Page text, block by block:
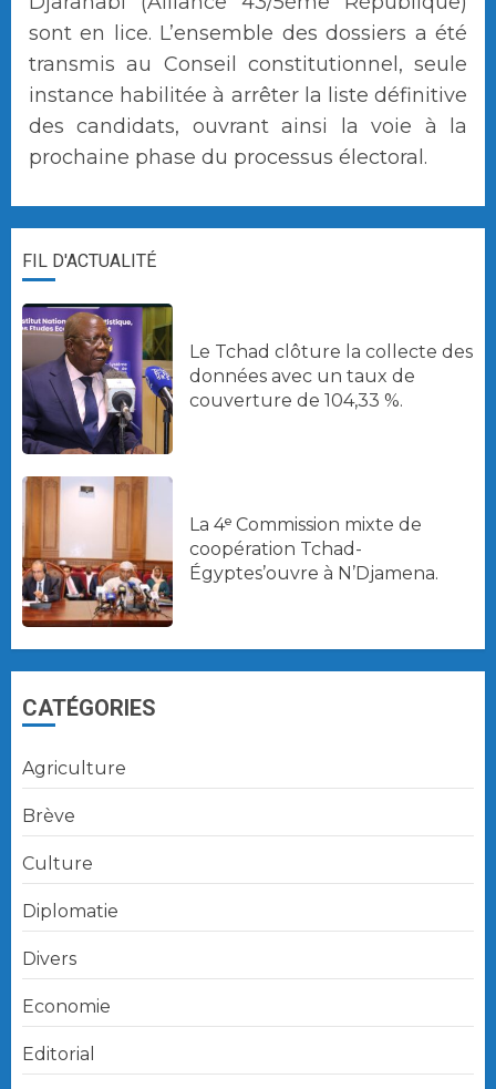
sont en lice. L’ensemble des dossiers a été
transmis au Conseil constitutionnel, seule
instance habilitée à arrêter la liste définitive
des candidats, ouvrant ainsi la voie à la
prochaine phase du processus électoral.
FIL D'ACTUALITÉ
Le Tchad clôture la collecte des
données avec un taux de
couverture de 104,33 %.
La 4ᵉ Commission mixte de
coopération Tchad-
Égyptes’ouvre à N’Djamena.
CATÉGORIES
Agriculture
Brève
Culture
Diplomatie
Divers
Economie
Editorial